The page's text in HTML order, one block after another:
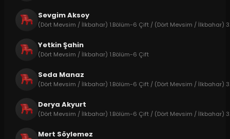
Sevgim Aksoy
(Dört Mevsim / İlkbahar) 1.Bölüm-6 Çift / (Dört Mevsim / İlkbahar)
Yetkin Şahin
(Dört Mevsim / İlkbahar) 1.Bölüm-6 Çift
Seda Manaz
(Dört Mevsim / İlkbahar) 1.Bölüm-6 Çift / (Dört Mevsim / İlkbahar)
Derya Akyurt
(Dört Mevsim / İlkbahar) 1.Bölüm-6 Çift / (Dört Mevsim / İlkbahar)
Mert Söylemez